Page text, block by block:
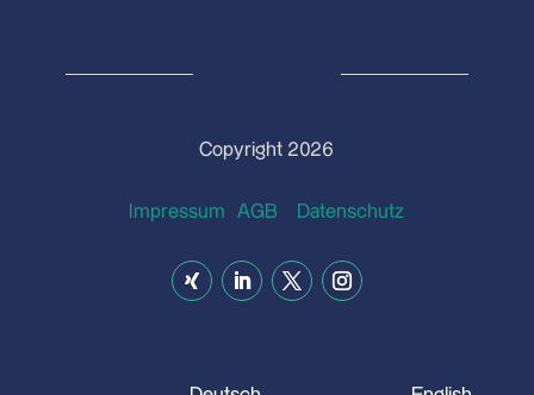
Copyright 2026
Impressum AGB Datenschutz